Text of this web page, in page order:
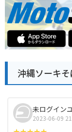
沖縄ソーキ
未ログイン
2023-06-09